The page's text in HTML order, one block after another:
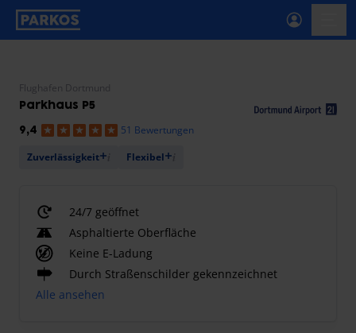
beschriftung-für-primäre-navigation
Flughafen Dortmund
Parkhaus P5
9,4
51 Bewertungen
Zuverlässigkeit
Flexibel
24/7 geöffnet
Asphaltierte Oberfläche
Keine E-Ladung
Durch Straßenschilder gekennzeichnet
Alle ansehen